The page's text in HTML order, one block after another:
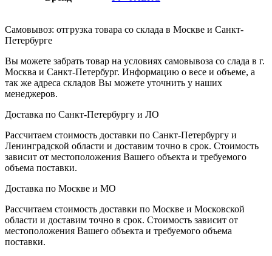
Самовывоз: отгрузка товара со склада в Москве и Санкт-
Петербурге
Вы можете забрать товар на условиях самовывоза со слада в г.
Москва и Санкт-Петербург. Информацию о весе и объеме, а
так же адреса складов Вы можете уточнить у наших
менеджеров.
Доставка по Санкт-Петербургу и ЛО
Рассчитаем стоимость доставки по Санкт-Петербургу и
Ленинградской области и доставим точно в срок. Стоимость
зависит от местоположения Вашего объекта и требуемого
объема поставки.
Доставка по Москве и МО
Рассчитаем стоимость доставки по Москве и Московской
области и доставим точно в срок. Стоимость зависит от
местоположения Вашего объекта и требуемого объема
поставки.